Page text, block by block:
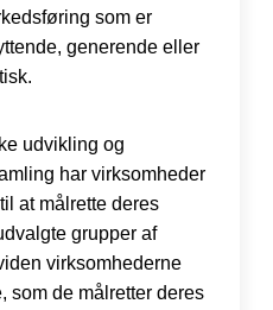
som er
generende eller
udvikling og
har virksomheder
at målrette deres
grupper af
virksomhederne
som de målretter deres